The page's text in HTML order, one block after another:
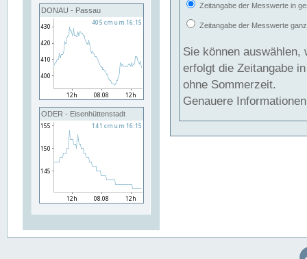
DONAU - Passau
ODER - Eisenhüttenstadt
Zeitangabe der Messwerte in
Zeitangabe der Messwerte
Sie können auswählen,
erfolgt die Zeitangabe
ohne Sommerzeit.
Genauere